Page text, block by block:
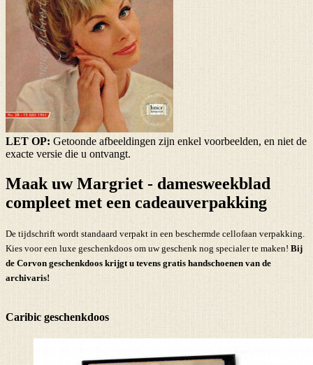
LET OP: Getoonde afbeeldingen zijn enkel voorbeelden, en niet de
exacte versie die u ontvangt.
Maak uw Margriet - damesweekblad
compleet met een cadeauverpakking
De tijdschrift wordt standaard verpakt in een beschermde cellofaan verpakking.
Kies voor een luxe geschenkdoos om uw geschenk nog specialer te maken! Bij
de Corvon geschenkdoos krijgt u tevens gratis handschoenen van de
archivaris!
Caribic geschenkdoos